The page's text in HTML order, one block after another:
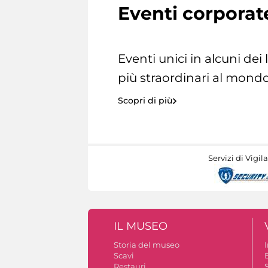
Eventi
Eventi unici in alcuni dei
più straordinari al
Scopri di più
Servizi di
IL MUSEO
Storia del museo
Scavi
Restauri